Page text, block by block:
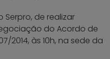
de realizar
do Acordo de
2014, às 10h, na sede da